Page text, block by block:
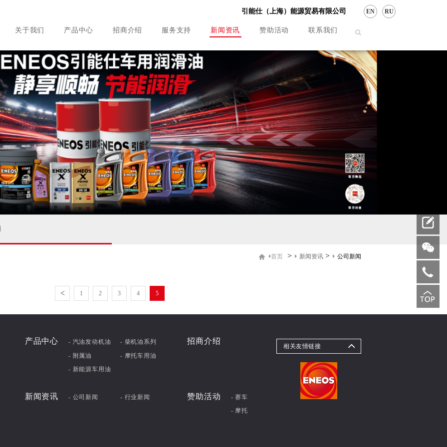
引能仕（上海）能源贸易有限公司 EN RU
关于我们 产品中心 招商介绍 服务支持 新闻资讯 赞助活动 联系我们
首页 > 新闻资讯 > 公司新闻
< 1 2 3 4 5
产品中心 - 汽油发动机油
- 柴机油系列
- 附属油
- 摩托车用油
- 新能源车用油
招商介绍
新闻资讯 - 公司新闻 - 行业新闻 赞助活动
- 赛车
- 摩托
相关友情链接